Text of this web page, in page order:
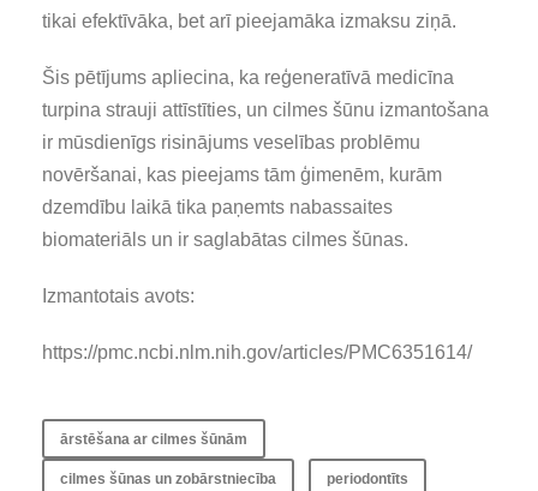
tikai efektīvāka, bet arī pieejamāka izmaksu ziņā.
Šis pētījums apliecina, ka reģeneratīvā medicīna
turpina strauji attīstīties, un cilmes šūnu izmantošana
ir mūsdienīgs risinājums veselības problēmu
novēršanai, kas pieejams tām ģimenēm, kurām
dzemdību laikā tika paņemts nabassaites
biomateriāls un ir saglabātas cilmes šūnas.
Izmantotais avots:
https://pmc.ncbi.nlm.nih.gov/articles/PMC6351614/
ārstēšana ar cilmes šūnām
cilmes šūnas un zobārstniecība periodontīts